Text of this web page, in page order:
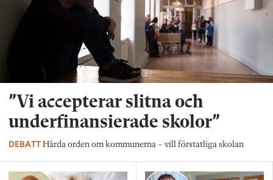
”Vi accepterar slitna och
underfinansierade skolor”
DEBATT Hårda orden om kommunerna – vill förstatliga skolan